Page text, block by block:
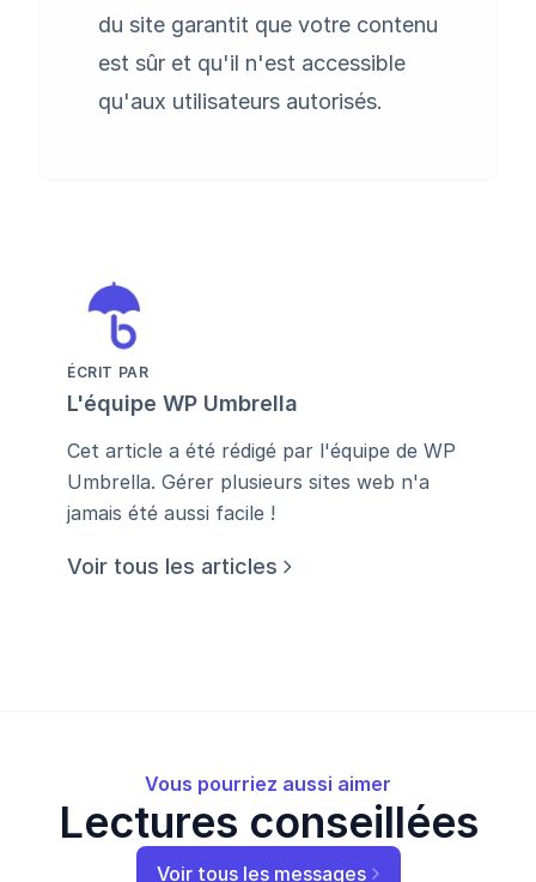
du site garantit que votre contenu
est sûr et qu'il n'est accessible
qu'aux utilisateurs autorisés.
ÉCRIT PAR
L'équipe WP Umbrella
Cet article a été rédigé par l'équipe de WP
Umbrella. Gérer plusieurs sites web n'a
jamais été aussi facile !
Voir tous les articles
Vous pourriez aussi aimer
Lectures conseillées
Voir tous les messages